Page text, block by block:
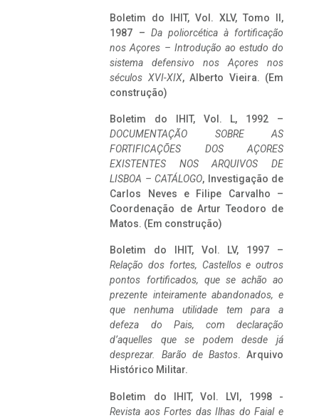
Boletim do IHIT, Vol. XLV, Tomo II,
1987 – Da poliorcética à fortificação
nos Açores – Introdução ao estudo do
sistema defensivo nos Açores nos
séculos XVI-XIX, Alberto Vieira. (Em
construção)
Boletim do IHIT, Vol. L, 1992 –
DOCUMENTAÇÃO SOBRE AS
FORTIFICAÇÕES DOS AÇORES
EXISTENTES NOS ARQUIVOS DE
LISBOA – CATÁLOGO, Investigação de
Carlos Neves e Filipe Carvalho –
Coordenação de Artur Teodoro de
Matos. (Em construção)
Boletim do IHIT, Vol. LV, 1997 –
Relação dos fortes, Castellos e outros
pontos fortificados, que se achão ao
prezente inteiramente abandonados, e
que nenhuma utilidade tem para a
defeza do Pais, com declaração
d’aquelles que se podem desde já
desprezar. Barão de Bastos. Arquivo
Histórico Militar.
Boletim do IHIT, Vol. LVI, 1998 -
Revista aos Fortes das Ilhas do Faial e